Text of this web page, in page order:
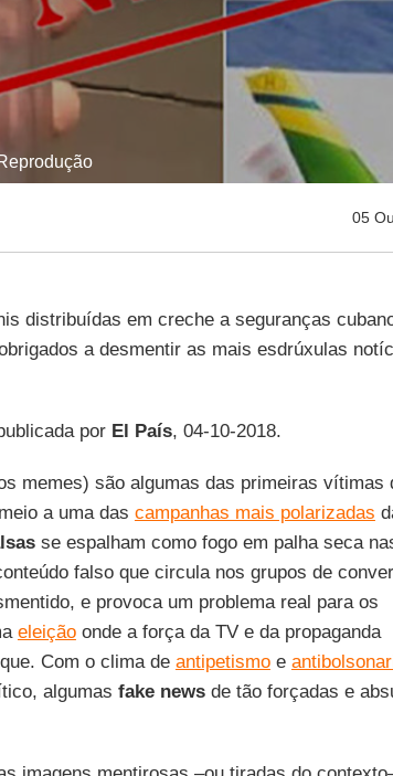
05
distribuídas em creche a seguranças
a desmentir as mais esdrúxulas
por El País, 04-10-2018.
memes) são algumas das primeiras vítimas
a uma das campanhas mais polarizadas
se espalham como fogo em palha seca
falso que circula nos grupos de
e provoca um problema real para os
eleiçãoonde a força da TV e da propaganda
Com o clima de antipetismoe
algumas fake newsde tão forçadas e